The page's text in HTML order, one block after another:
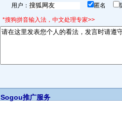
用户： 匿名
*搜狗拼音输入法，中文处理专家>>
Sogou推广服务